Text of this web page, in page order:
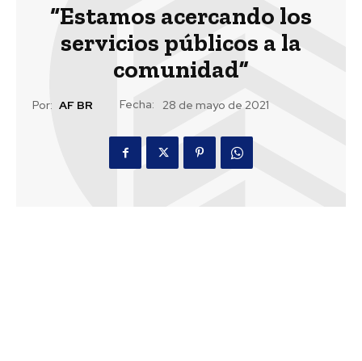
“Estamos acercando los
servicios públicos a la
comunidad”
Por: AF BR Fecha: 28 de mayo de 2021